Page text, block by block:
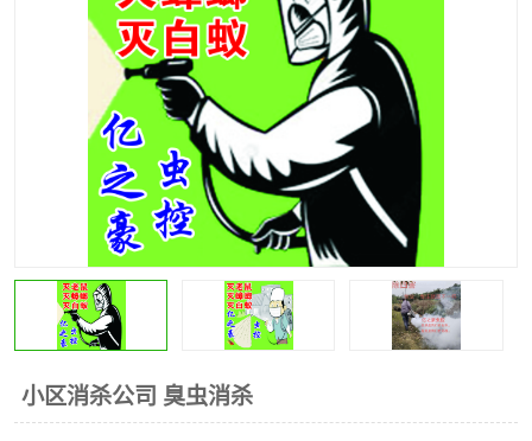
小区消杀公司 臭虫消杀